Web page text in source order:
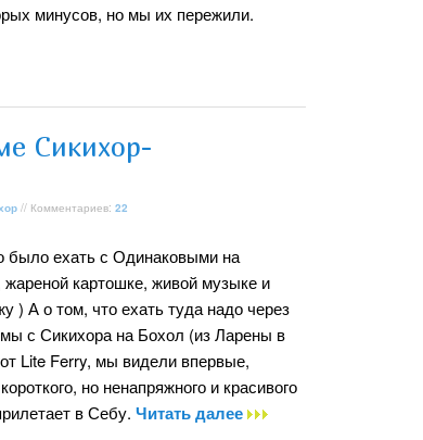
минусов, но мы их пережили.
Сикихор-
// Комментариев: 22
было ехать с Одинаковыми на
картошке, живой музыке и
) А о том, что ехать туда надо через
с Сикихора на Бохол (из Ларены в
Lite Ferry, мы видели впервые,
но ненапряжного и красивого
в Себу. Читать далее